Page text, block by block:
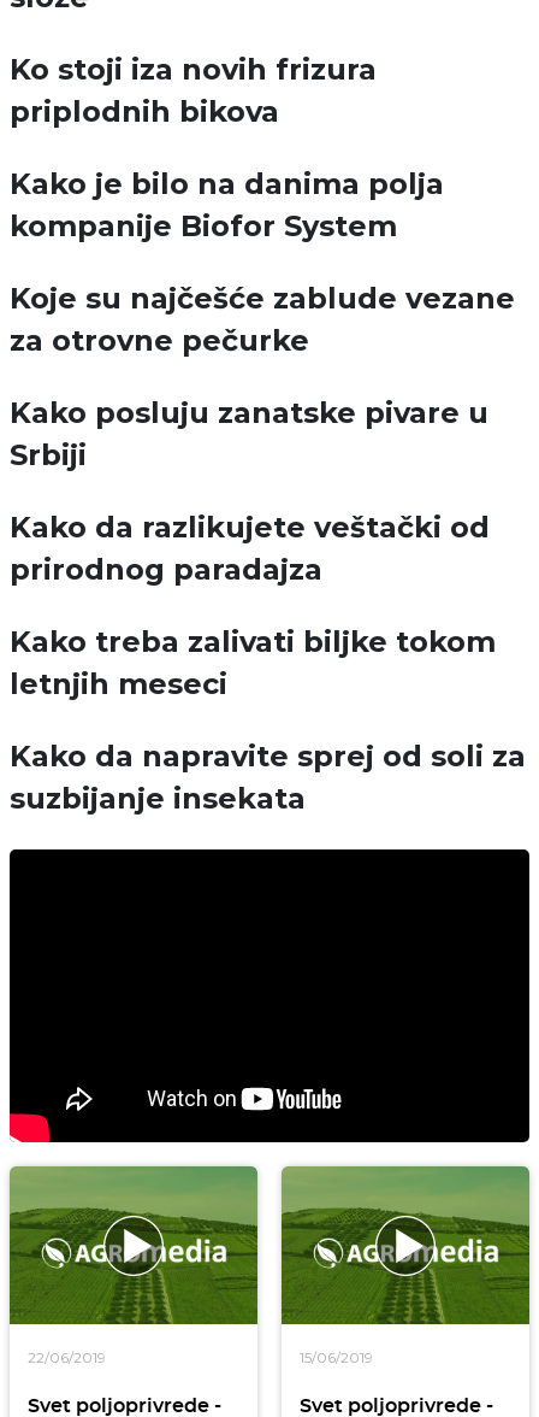
Ko stoji iza novih frizura
priplodnih bikova
Kako je bilo na danima polja
kompanije Biofor System
Koje su najčešće zablude vezane
za otrovne pečurke
Kako posluju zanatske pivare u
Srbiji
Kako da razlikujete veštački od
prirodnog paradajza
Kako treba zalivati biljke tokom
letnjih meseci
Kako da napravite sprej od soli za
suzbijanje insekata
22/06/2019
Svet poljoprivrede -
15/06/2019
Svet poljoprivrede -